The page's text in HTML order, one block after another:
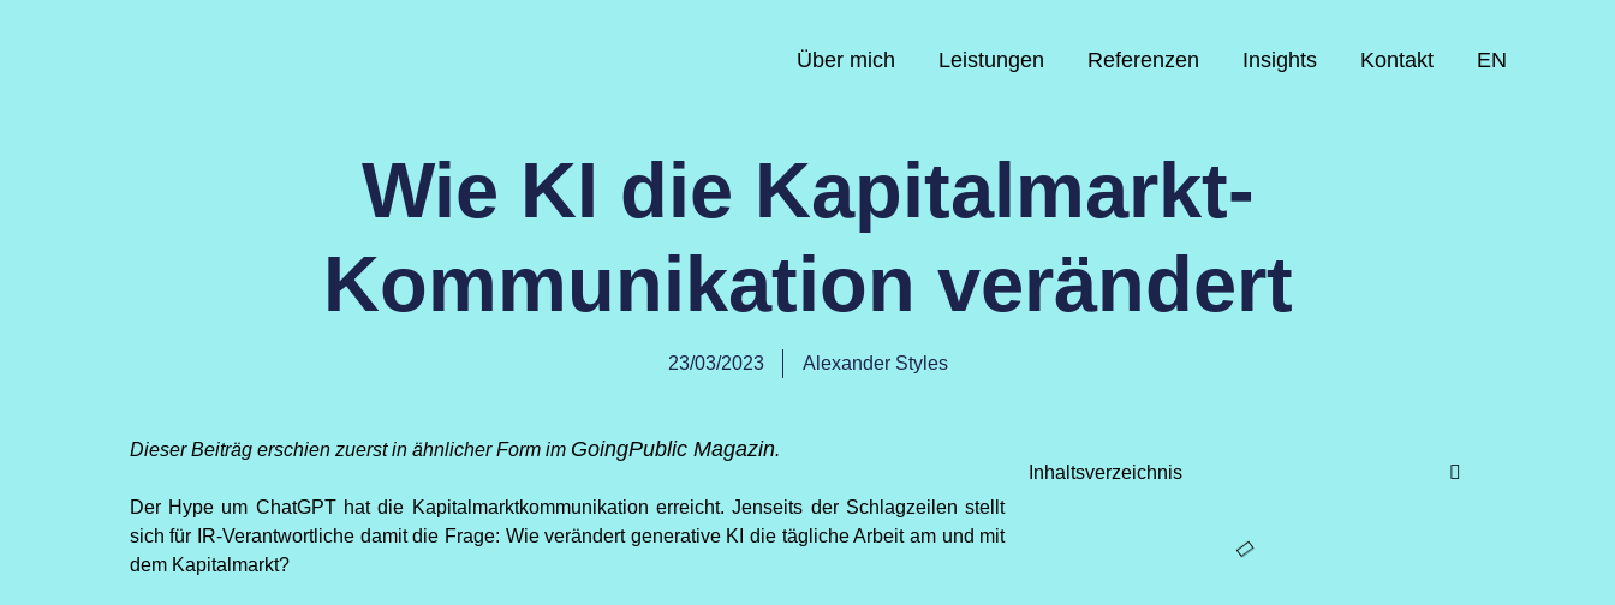
Über mich Leistungen Referenzen Insights Kontakt EN
Wie KI die Kapitalmarkt-
Kommunikation verändert
23/03/2023 Alexander Styles
Dieser Beiträg erschien zuerst in ähnlicher Form im GoingPublic Magazin.
Der Hype um ChatGPT hat die Kapitalmarktkommunikation erreicht. Jenseits der Schlagzeilen stellt
sich für IR-Verantwortliche damit die Frage: Wie verändert generative KI die tägliche Arbeit am und mit
dem Kapitalmarkt?
Inhaltsverzeichnis